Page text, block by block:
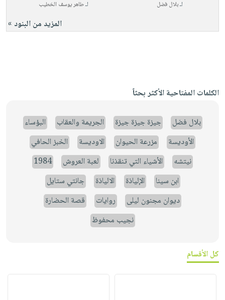
لـبلال فضل لـطاهر يوسف الخطيب
المزيد من البنود »
الكلمات المفتاحية الأكثر بحثاً
بلال فضل جيزة جيزة جيزة الجريمة والعقاب
البؤساء
الأوديسة
مزرعة الحيوان الاوديسة
الخبز الحافي
نيتشه
الأشياء التي تنقذنا لعبة العروش
1984
ابن سينا
الإلياذة الالياذة
جانتي ستايل
ديوان مجنون ليلى
روايات
قصة الحضارة
نجيب محفوظ
كل الأقسام